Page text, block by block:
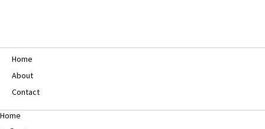
Home
About
Contact
Home